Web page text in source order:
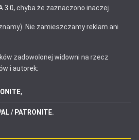
3.0, chyba że zaznaczono inaczej.
Nie zamieszczamy reklam ani
zadowolonej widowni na rzecz
i autorek:
,
/ PATRONITE.